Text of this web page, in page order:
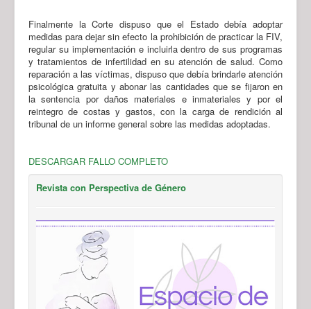
Finalmente la Corte dispuso que el Estado debía adoptar
medidas para dejar sin efecto la prohibición de practicar la FIV,
regular su implementación e incluirla dentro de sus programas
y tratamientos de infertilidad en su atención de salud. Como
reparación a las víctimas, dispuso que debía brindarle atención
psicológica gratuita y abonar las cantidades que se fijaron en
la sentencia por daños materiales e inmateriales y por el
reintegro de costas y gastos, con la carga de rendición al
tribunal de un informe general sobre las medidas adoptadas.
DESCARGAR FALLO COMPLETO
Revista con Perspectiva de Género